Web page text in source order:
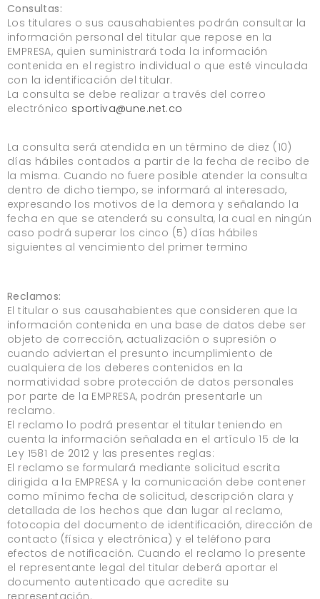
Consultas:
Los titulares o sus causahabientes podrán consultar la
información personal del titular que repose en la
EMPRESA, quien suministrará toda la información
contenida en el registro individual o que esté vinculada
con la identificación del titular.
La consulta se debe realizar a través del correo
electrónico sportiva@une.net.co
La consulta será atendida en un término de diez (10)
días hábiles contados a partir de la fecha de recibo de
la misma. Cuando no fuere posible atender la consulta
dentro de dicho tiempo, se informará al interesado,
expresando los motivos de la demora y señalando la
fecha en que se atenderá su consulta, la cual en ningún
caso podrá superar los cinco (5) días hábiles
siguientes al vencimiento del primer termino
Reclamos:
El titular o sus causahabientes que consideren que la
información contenida en una base de datos debe ser
objeto de corrección, actualización o supresión o
cuando adviertan el presunto incumplimiento de
cualquiera de los deberes contenidos en la
normatividad sobre protección de datos personales
por parte de la EMPRESA, podrán presentarle un
reclamo.
El reclamo lo podrá presentar el titular teniendo en
cuenta la información señalada en el artículo 15 de la
Ley 1581 de 2012 y las presentes reglas:
El reclamo se formulará mediante solicitud escrita
dirigida a la EMPRESA y la comunicación debe contener
como mínimo fecha de solicitud, descripción clara y
detallada de los hechos que dan lugar al reclamo,
fotocopia del documento de identificación, dirección de
contacto (física y electrónica) y el teléfono para
efectos de notificación. Cuando el reclamo lo presente
el representante legal del titular deberá aportar el
documento autenticado que acredite su
representación.